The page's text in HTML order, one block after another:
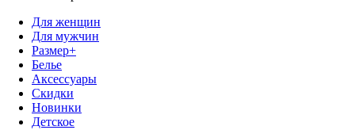
Для женщин
Для мужчин
Размер+
Белье
Аксессуары
Скидки
Новинки
Детское